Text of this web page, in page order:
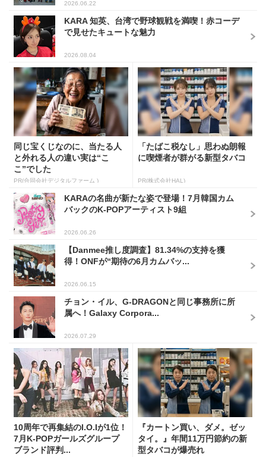
2026.06.22
KARA 知英、台湾で野球観戦を満喫！赤コーデ
で見せたキュートな魅力
2026.08.04
同じ宝くじなのに、当たる人
と外れる人の違い実は“こ
こ”でした
PR(合同会社デジタルファーム )
「たばこ税なし」思わぬ朗報
に喫煙者が群がる新型タバコ
PR(株式会社HAL)
KARAの名曲が新たな姿で登場！7月韓国カム
バックのK-POPアーティスト9組
2026.06.26
【Danmee推し度調査】81.34%の支持を獲
得！ONFが“期待の6月カムバッ...
2026.06.15
チョン・イル、G-DRAGONと同じ事務所に所
属へ！Galaxy Corpora...
2026.07.29
10周年で再集結のI.O.Iが1位！
7月K-POPガールズグループ
ブランド評判...
『カートン買い、ダメ。ゼッ
タイ。』年間11万円節約の新
型タバコが爆売れ